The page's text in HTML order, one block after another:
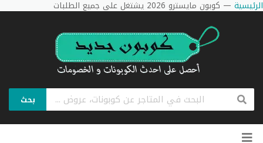
الرئيسية — كوبون مايسترو 2026 يشتغل على جميع الطلبات
بحث
تخطي